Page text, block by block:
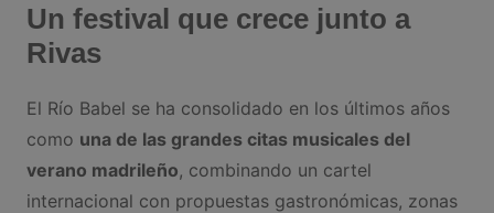
Un festival que crece junto a
Rivas
El Río Babel se ha consolidado en los últimos años
como una de las grandes citas musicales del
verano madrileño, combinando un cartel
internacional con propuestas gastronómicas, zonas